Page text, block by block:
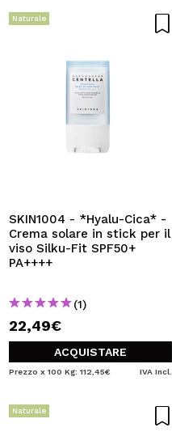
Naturale
SKIN1004 - *Hyalu-Cica* -
Crema solare in stick per il
viso Silku-Fit SPF50+
PA++++
(1)
22,49€
ACQUISTARE
Prezzo x 100 Kg: 112,45€ IVA Incl.
Naturale